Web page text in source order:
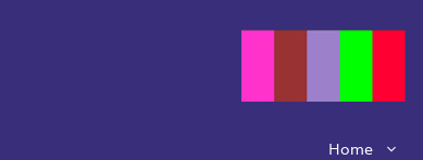
Home